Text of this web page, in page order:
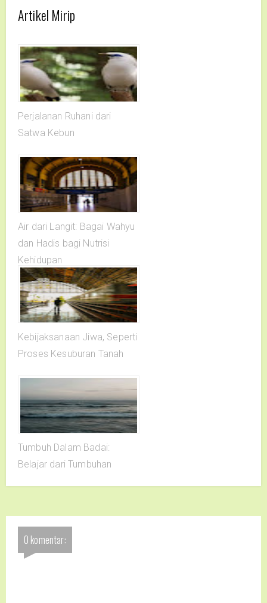
Artikel Mirip
Perjalanan Ruhani dari
Satwa Kebun
Air dari Langit: Bagai Wahyu
dan Hadis bagi Nutrisi
Kehidupan
Kebijaksanaan Jiwa, Seperti
Proses Kesuburan Tanah
Tumbuh Dalam Badai:
Belajar dari Tumbuhan
0 komentar: